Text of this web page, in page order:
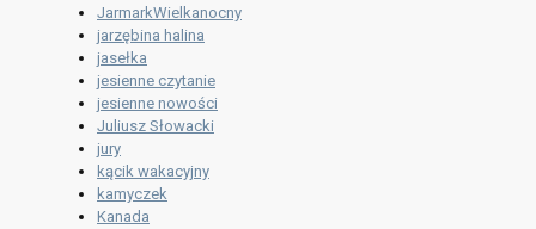
JarmarkWielkanocny
jarzębina halina
jasełka
jesienne czytanie
jesienne nowości
Juliusz Słowacki
jury
kącik wakacyjny
kamyczek
Kanada